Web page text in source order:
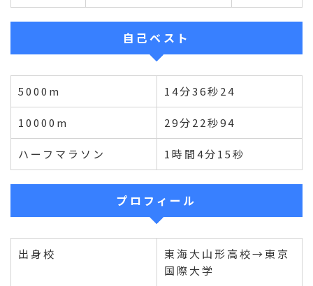
自己ベスト
5000m 14分36秒24
10000m 29分22秒94
ハーフマラソン 1時間4分15秒
プロフィール
出身校
東海大山形高校→東京
国際大学